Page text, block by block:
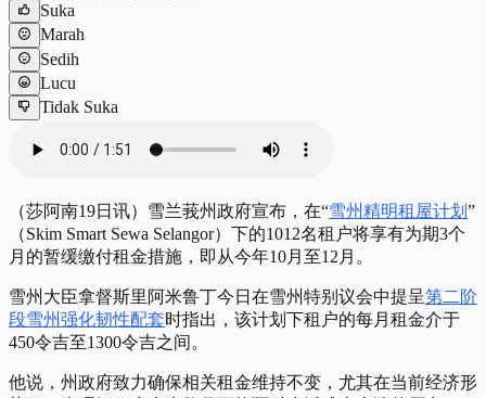
Suka
Marah
Sedih
Lucu
Tidak Suka
（莎阿南19日讯）雪兰莪州政府宣布，在“雪州精明租屋计划 ”
（Skim Smart Sewa Selangor）下的1012名租户将享有为期3个
月的暂缓缴付租金措施，即从今年10月至12月。
雪州大臣拿督斯里阿米鲁丁今日在雪州特别议会中提呈第二阶
段雪州强化韧性配套时指出，该计划下租户的每月租金介于
450令吉至1300令吉之间。
他说，州政府致力确保相关租金维持不变，尤其在当前经济形